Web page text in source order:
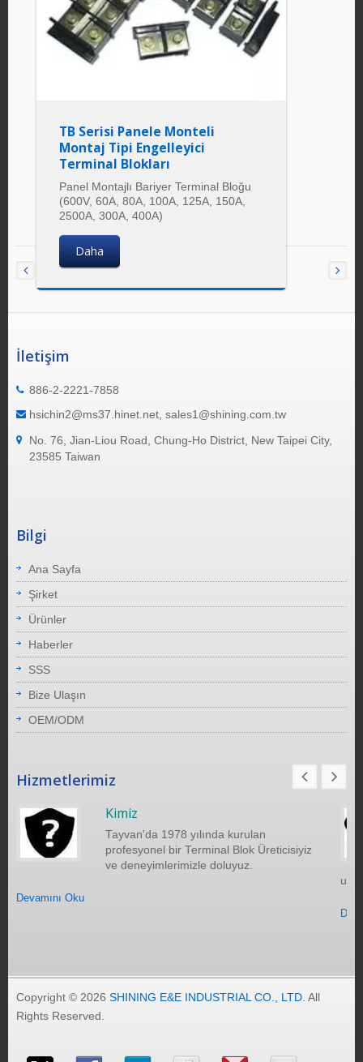
TB Serisi Panele Monteli
Montaj Tipi Engelleyici
Terminal Blokları
Panel Montajlı Bariyer Terminal Bloğu
(600V, 60A, 80A, 100A, 125A, 150A,
2500A, 300A, 400A)
Daha
İletişim
886-2-2221-7858
hsichin2@ms37.hinet.net, sales1@shining.com.tw
No. 76, Jian-Liou Road, Chung-Ho District, New Taipei City,
23585 Taiwan
Bilgi
Ana Sayfa
Şirket
Ürünler
Haberler
SSS
Bize Ulaşın
OEM/ODM
Hizmetlerimiz
Kimiz
Tayvan'da 1978 yılında kurulan
profesyonel bir Terminal Blok Üreticisiyiz
ve deneyimlerimizle doluyuz.
Devamını Oku
Copyright © 2026 SHINING E&E INDUSTRIAL CO., LTD . All
Rights Reserved.